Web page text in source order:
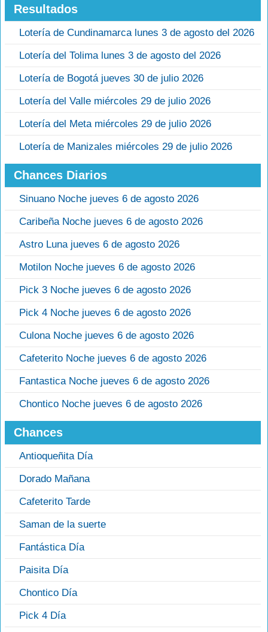
Resultados
Lotería de Cundinamarca lunes 3 de agosto del 2026
Lotería del Tolima lunes 3 de agosto del 2026
Lotería de Bogotá jueves 30 de julio 2026
Lotería del Valle miércoles 29 de julio 2026
Lotería del Meta miércoles 29 de julio 2026
Lotería de Manizales miércoles 29 de julio 2026
Chances Diarios
Sinuano Noche jueves 6 de agosto 2026
Caribeña Noche jueves 6 de agosto 2026
Astro Luna jueves 6 de agosto 2026
Motilon Noche jueves 6 de agosto 2026
Pick 3 Noche jueves 6 de agosto 2026
Pick 4 Noche jueves 6 de agosto 2026
Culona Noche jueves 6 de agosto 2026
Cafeterito Noche jueves 6 de agosto 2026
Fantastica Noche jueves 6 de agosto 2026
Chontico Noche jueves 6 de agosto 2026
Chances
Antioqueñita Día
Dorado Mañana
Cafeterito Tarde
Saman de la suerte
Fantástica Día
Paisita Día
Chontico Día
Pick 4 Día